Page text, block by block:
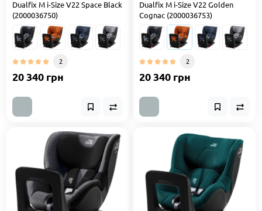
Dualfix M i-Size V22 Space Black
(2000036750)
2
20 340 грн
Dualfix M i-Size V22 Golden
Cognac (2000036753)
2
20 340 грн